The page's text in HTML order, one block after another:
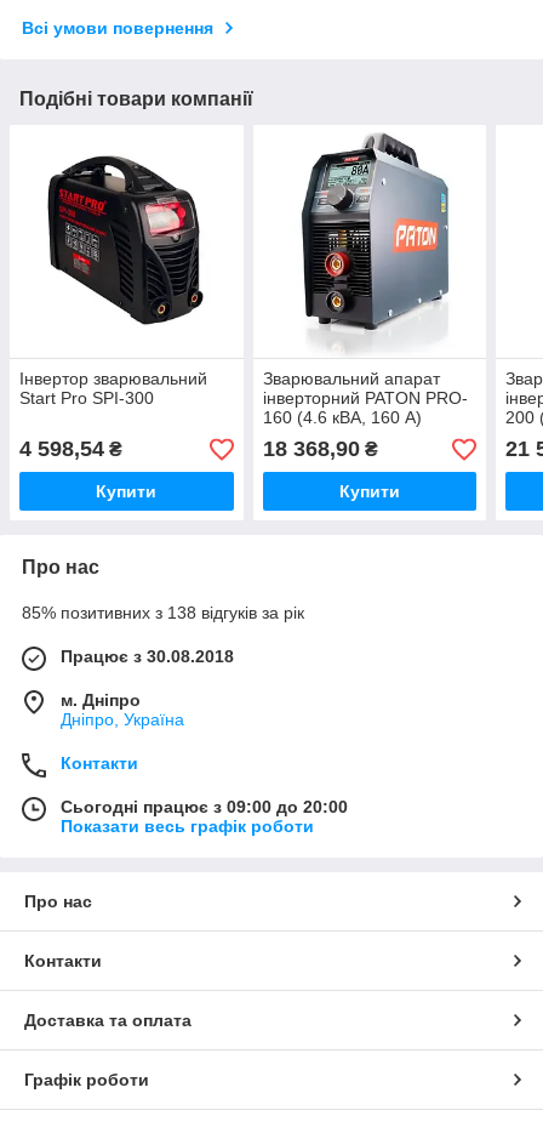
Всі умови повернення
Подібні товари компанії
Інвертор зварювальний
Start Pro SPI-300
4 598,54 ₴
Купити
Зварювальний апарат
інверторний PATON PRO-
160 (4.6 кВА, 160 А)
(1014016012)
18 368,90₴
Купити
200
21
Про нас
85% позитивних з 138 відгуків за рік
Працює з 30.08.2018
м. Дніпро
Дніпро, Україна
Контакти
Сьогодні працює з 09:00 до 20:00
Показати весь графік роботи
Про нас
Контакти
Доставка та оплата
Графік роботи